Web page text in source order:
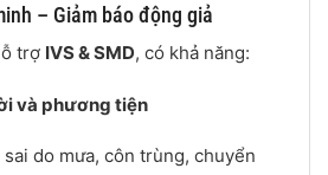
– Giảm báo động giả
trợ IVS & SMD, có khả năng:
và phương tiện
sai do mưa, côn trùng, chuyển